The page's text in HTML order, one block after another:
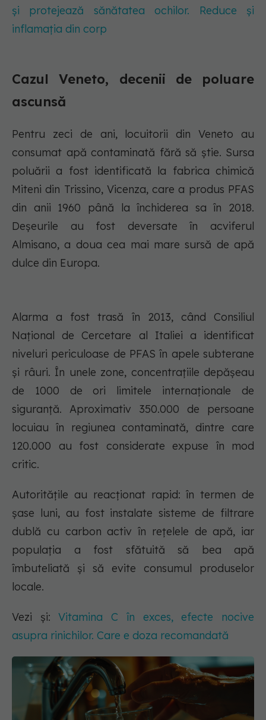
și protejează sănătatea ochilor. Reduce și
inflamația din corp
Cazul Veneto, decenii de poluare
ascunsă
Pentru zeci de ani, locuitorii din Veneto au
consumat apă contaminată fără să știe. Sursa
poluării a fost identificată la fabrica chimică
Miteni din Trissino, Vicenza, care a produs PFAS
din anii 1960 până la închiderea sa în 2018.
Deșeurile au fost deversate în acviferul
Almisano, a doua cea mai mare sursă de apă
dulce din Europa.
Alarma a fost trasă în 2013, când Consiliul
Național de Cercetare al Italiei a identificat
niveluri periculoase de PFAS în apele subterane
și râuri. În unele zone, concentrațiile depășeau
de 1000 de ori limitele internaționale de
siguranță. Aproximativ 350.000 de persoane
locuiau în regiunea contaminată, dintre care
120.000 au fost considerate expuse în mod
critic.
Autoritățile au reacționat rapid: în termen de
șase luni, au fost instalate sisteme de filtrare
dublă cu carbon activ în rețelele de apă, iar
populația a fost sfătuită să bea apă
îmbuteliată și să evite consumul produselor
locale.
Vezi și:Vitamina C în exces, efecte nocive
asupra rinichilor. Care e doza recomandată